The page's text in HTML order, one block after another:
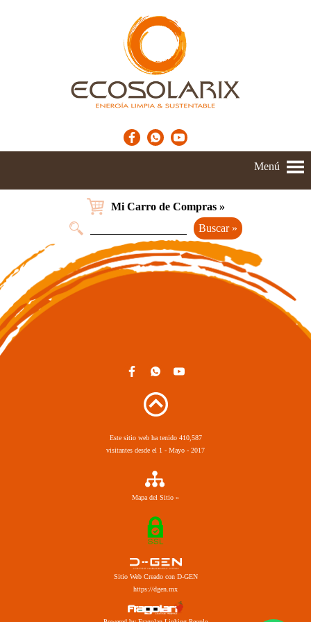
Menú
Mi Carro de Compras »
Este sitio web ha tenido 410,587
visitantes desde el 1 - Mayo - 2017
Mapa del Sitio »
Sitio Web Creado con D-GEN
https://dgen.mx